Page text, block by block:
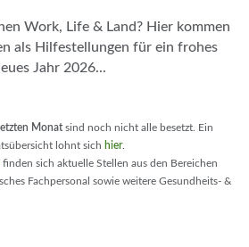
Work, Life & Land? Hier kommen
als Hilfestellungen für ein frohes
Jahr 2026...
Monatsind noch nicht alle besetzt. Ein
lohnt sich hier.
finden sich aktuelle Stellen aus den Bereichen
Fachpersonal sowie weitere Gesundheits- &